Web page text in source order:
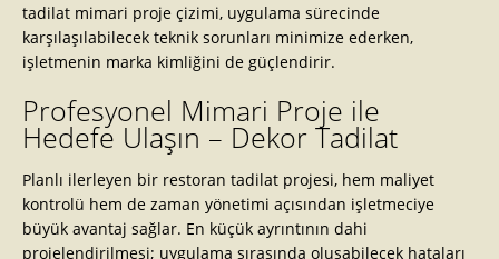
tadilat mimari proje çizimi, uygulama sürecinde
karşılaşılabilecek teknik sorunları minimize ederken,
işletmenin marka kimliğini de güçlendirir.
Profesyonel Mimari Proje ile
Hedefe Ulaşın – Dekor Tadilat
Planlı ilerleyen bir restoran tadilat projesi, hem maliyet
kontrolü hem de zaman yönetimi açısından işletmeciye
büyük avantaj sağlar. En küçük ayrıntının dahi
projelendirilmesi; uygulama sırasında oluşabilecek hataları